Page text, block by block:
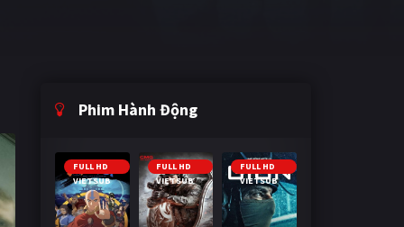
Phim Hành Động
FULL HD
VIETSUB
FULL HD
VIETSUB
FULL HD
VIETSUB